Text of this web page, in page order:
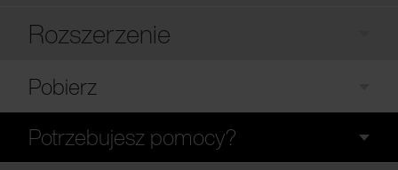
Rozszerzenie
Pobierz
Potrzebujesz pomocy?